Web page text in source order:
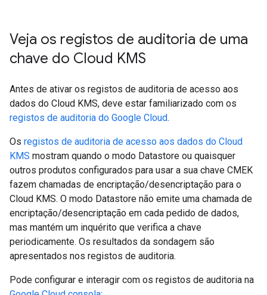
Veja os registos de auditoria de uma
chave do Cloud KMS
Antes de ativar os registos de auditoria de acesso aos
dados do Cloud KMS, deve estar familiarizado com os
registos de auditoria do Google Cloud.
Os registos de auditoria de acesso aos dados do Cloud
KMS mostram quando o modo Datastore ou quaisquer
outros produtos configurados para usar a sua chave CMEK
fazem chamadas de encriptação/desencriptação para o
Cloud KMS. O modo Datastore não emite uma chamada de
encriptação/desencriptação em cada pedido de dados,
mas mantém um inquérito que verifica a chave
periodicamente. Os resultados da sondagem são
apresentados nos registos de auditoria.
Pode configurar e interagir com os registos de auditoria na